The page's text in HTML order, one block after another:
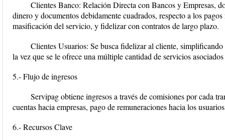
Clientes Banco: Relación Directa con Bancos y Empresas,
dinero y documentos debidamente cuadrados, respecto a los
masificación del servicio, y fidelizar con contratos de largo plazo.
Clientes Usuarios: Se busca fidelizar al cliente, simplificando
la vez que se le ofrece una múltiple cantidad de servicios
5.- Flujo de ingresos
Servipag obtiene ingresos a través de comisiones por cada
cuentas hacia empresas, pago de remuneraciones hacia los
6.- Recursos Clave